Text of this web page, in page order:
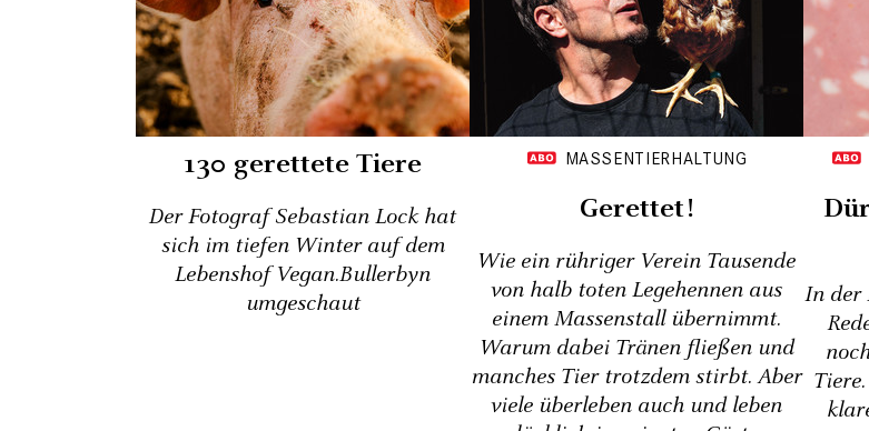
130 gerettete Tiere
Der Fotograf Sebastian Lock hat
sich im tiefen Winter auf dem
Lebenshof Vegan.Bullerbyn
umgeschaut
MASSENTIERHALTUNG
Gerettet!
Wie ein rühriger Verein Tausende
von halb toten Legehennen aus
einem Massenstall übernimmt.
Warum dabei Tränen fließen und
manches Tier trotzdem stirbt. Aber
viele überleben auch und leben
In der